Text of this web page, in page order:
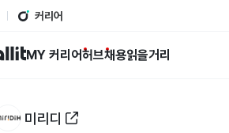
커리어
MY 커리어허브채용읽을거리
미리디